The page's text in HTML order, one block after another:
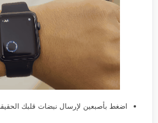
اضغط بأصبعين لإرسال نبضات قلبك